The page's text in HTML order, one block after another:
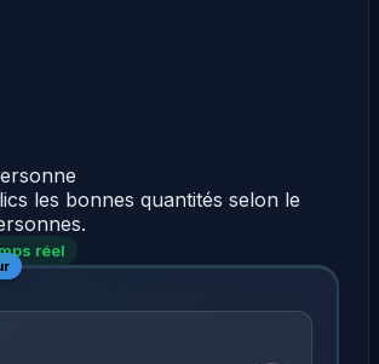
les bonnes quantités selon le
réel